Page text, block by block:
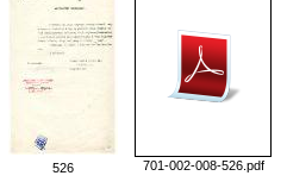
526
701-002-008-526.pdf